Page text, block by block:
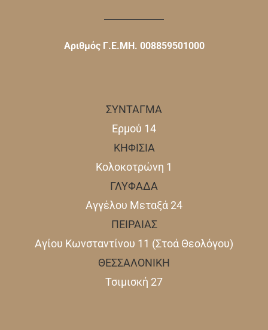
Αριθμός Γ.Ε.ΜΗ. 008859501000
ΣΥΝΤΑΓΜΑ
Ερμού 14
ΚΗΦΙΣΙΑ
Κολοκοτρώνη 1
ΓΛΥΦΑΔΑ
Αγγέλου Μεταξά 24
ΠΕΙΡΑΙΑΣ
Αγίου Κωνσταντίνου 11 (Στοά Θεολόγου)
ΘΕΣΣΑΛΟΝΙΚΗ
Τσιμισκή 27